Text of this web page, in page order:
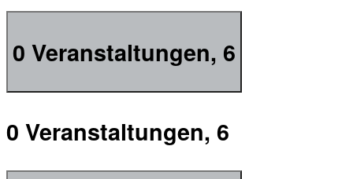
0 Veranstaltungen, 6
0 Veranstaltungen, 6